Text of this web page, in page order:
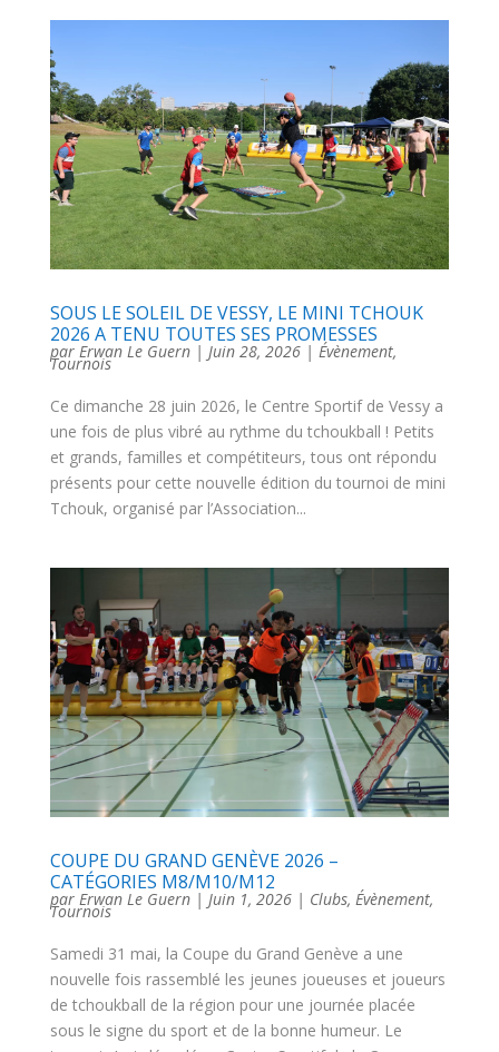
SOUS LE SOLEIL DE VESSY, LE MINI TCHOUK
2026 A TENU TOUTES SES PROMESSES
par Erwan Le Guern| Juin 28, 2026| Évènement,
Tournois
Ce dimanche 28 juin 2026, le Centre Sportif de Vessy a
une fois de plus vibré au rythme du tchoukball ! Petits
et grands, familles et compétiteurs, tous ont répondu
présents pour cette nouvelle édition du tournoi de mini
Tchouk, organisé par l’Association...
COUPE DU GRAND GENÈVE 2026 –
CATÉGORIES M8/M10/M12
par Erwan Le Guern| Juin 1, 2026| Clubs, Évènement,
Tournois
Samedi 31 mai, la Coupe du Grand Genève a une
nouvelle fois rassemblé les jeunes joueuses et joueurs
de tchoukball de la région pour une journée placée
sous le signe du sport et de la bonne humeur. Le